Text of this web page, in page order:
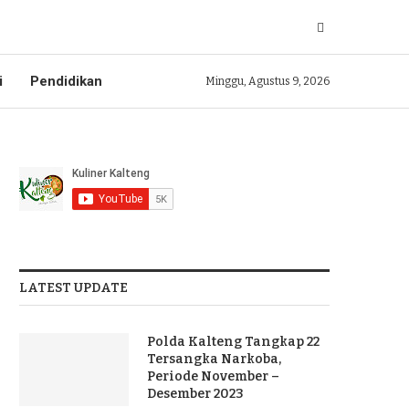
Pendidikan Minggu, Agustus 9, 2026
LATEST UPDATE
Polda Kalteng Tangkap 22
Tersangka Narkoba,
Periode November –
Desember 2023